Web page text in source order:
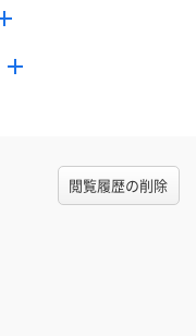
閲覧履歴の削除